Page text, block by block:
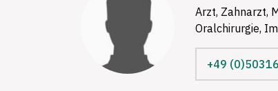
Arzt, Zahnarzt,
Oralchirurgie,
+49